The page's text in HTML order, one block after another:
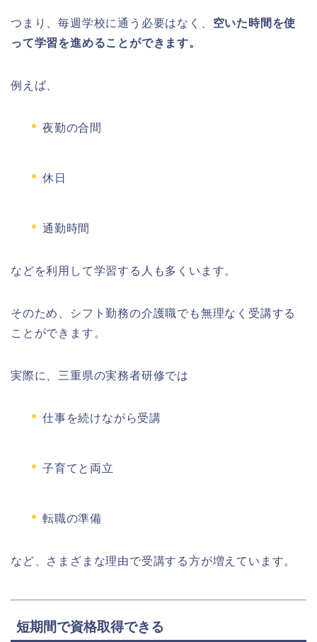
つまり、毎週学校に通う必要はなく、 空いた時間を使
って学習を進めることができます。
例えば、
夜勤の合間
休日
通勤時間
などを利用して学習する人も多くいます。
そのため、シフト勤務の介護職でも無理なく受講する
ことができます。
実際に、三重県の実務者研修では
仕事を続けながら受講
子育てと両立
転職の準備
など、さまざまな理由で受講する方が増えています。
短期間で資格取得できる